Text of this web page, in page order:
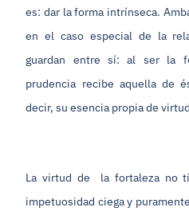
es: dar la forma intrínseca.
en el caso especial de la
guardan entre sí: al ser la
prudencia recibe aquella de
decir, su esencia propia de
La virtud de la fortaleza no
impetuosidad ciega y